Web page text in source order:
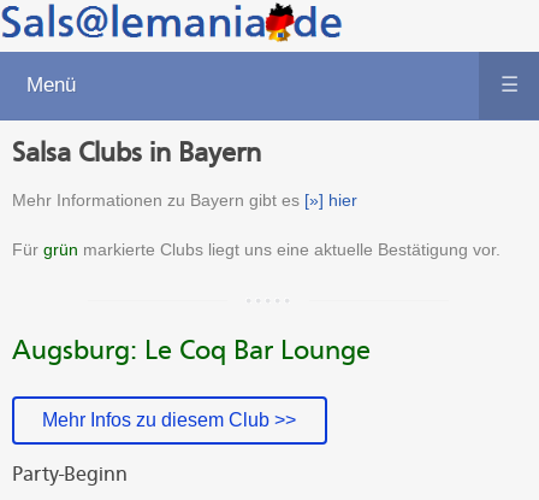
Menü ☰
Salsa Clubs in Bayern
Mehr Informationen zu Bayern gibt es [»] hier
Für grün markierte Clubs liegt uns eine aktuelle Bestätigung vor.
Augsburg: Le Coq Bar Lounge
Mehr Infos zu diesem Club >>
Party-Beginn